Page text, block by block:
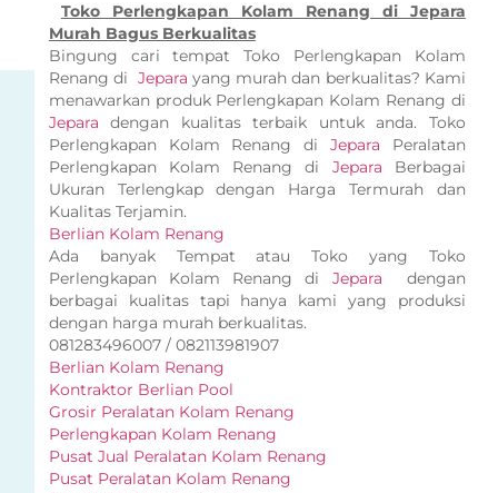
Toko Perlengkapan Kolam Renang di Jepara
Murah Bagus Berkualitas
Bingung cari tempat Toko Perlengkapan Kolam
Renang di Jepara yang murah dan berkualitas? Kami
menawarkan produk Perlengkapan Kolam Renang di
Jepara dengan kualitas terbaik untuk anda. Toko
Perlengkapan Kolam Renang diJepara Peralatan
Perlengkapan Kolam Renang di Jepara Berbagai
Ukuran Terlengkap dengan Harga Termurah dan
Kualitas Terjamin.
Berlian Kolam Renang
Ada banyak Tempat atau Toko yang Toko
Perlengkapan Kolam Renang di Jepara
dengan
berbagai kualitas tapi hanya kami yang produksi
dengan harga murah berkualitas.
081283496007 / 082113981907
Berlian Kolam Renang
Kontraktor Berlian Pool
Grosir Peralatan Kolam Renang
Perlengkapan Kolam Renang
Pusat Jual Peralatan Kolam Renang
Pusat Peralatan Kolam Renang